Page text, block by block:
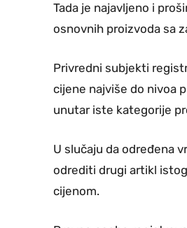
Tada je najavljeno i
osnovnih proizvoda sa
Privredni subjekti
cijene najviše do nivoa
unutar iste kategorije
U slučaju da određena
odrediti drugi artikl
cijenom.